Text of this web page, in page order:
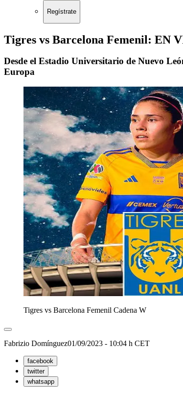
Regístrate
Tigres vs Barcelona Femenil: EN
Desde el Estadio Universitario de Nuevo
Europa
Tigres vs Barcelona Femenil Cadena W
Fabrizio Domínguez01/09/2023 - 10:04 h CET
facebook
twitter
whatsapp